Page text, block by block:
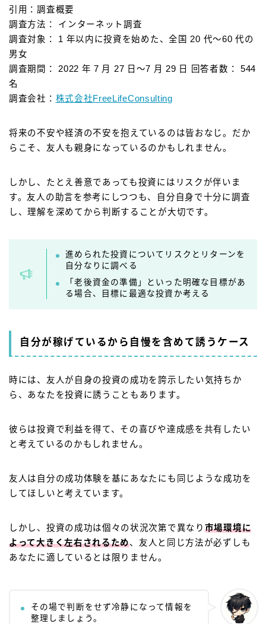
引用：調査概要
調査方法： インターネット調査
調査対象： 1 年以内に投資を始めた、全国 20 代〜60 代の
男女
調査期間： 2022 年 7 月 27 日〜7 月 29 日 回答者数： 544
名
調査会社： 株式会社FreeLifeConsulting
将来の不安や経済の不安を抱えているのは皆おなじ。だか
らこそ、友人も親身になっているのかもしれません。
しかし、たとえ善意であっても投資にはリスクが伴いま
す。友人の助言を参考にしつつも、自分自身で十分に調査
し、理解を深めてから判断することが大切です。
進められた投資についてリスクとリターンを
自分なりに調べる
「老後資金の準備」といった明確な目標があ
る場合、目標に最適な投資か考える
自分が稼げているから自慢を含めて誘うケース
時には、友人が自身の投資の成功を誇示したい気持ちか
ら、あなたを投資に誘うこともあります。
彼らは投資で利益を得て、その喜びや達成感を共有したい
と考えているのかもしれません。
友人は自分の成功体験を基にあなたにも同じような成功を
してほしいと考えています。
しかし、投資の成功は個々の状況次第で異なり 市場環境に
よって大きく左右されるため、友人と同じ方法が必ずしも
あなたに適しているとは限りません。
その場で判断をせず冷静になって情報を
整理しましょう。